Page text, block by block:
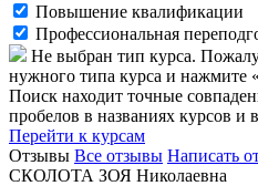
Повышение квалификации
Профессиональная
Не выбран тип курса.
нужного типа курса и нажмите
Поиск находит точные
пробелов в названиях курсов и
Перейти к курсам
Отзывы Все отзывы Написать
СКОЛОТА ЗОЯ Николаевна